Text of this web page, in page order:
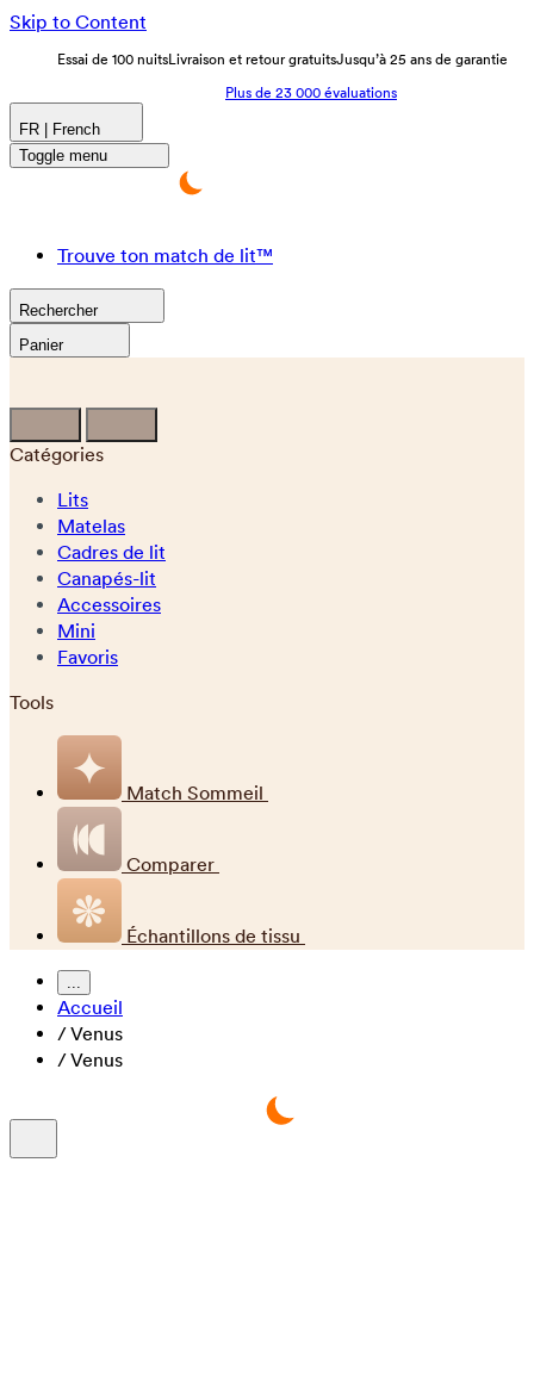
Skip to Content
Essai de 100 nuitsLivraison et retour gratuitsJusqu’à 25 ans de garantie
Plus de 23 000 évaluations
FR | French
Toggle menu
Trouve ton match de lit™
Rechercher
Panier
Catégories
Lits
Matelas
Cadres de lit
Canapés-lit
Accessoires
Mini
Favoris
Tools
Match Sommeil
Comparer
Échantillons de tissu
...
Accueil
/Venus
/Venus